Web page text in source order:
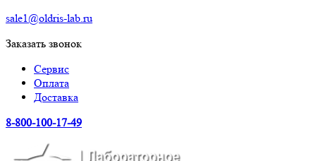
sale1@oldris-lab.ru
Заказать звонок
Сервис
Оплата
Доставка
8-800-100-17-49